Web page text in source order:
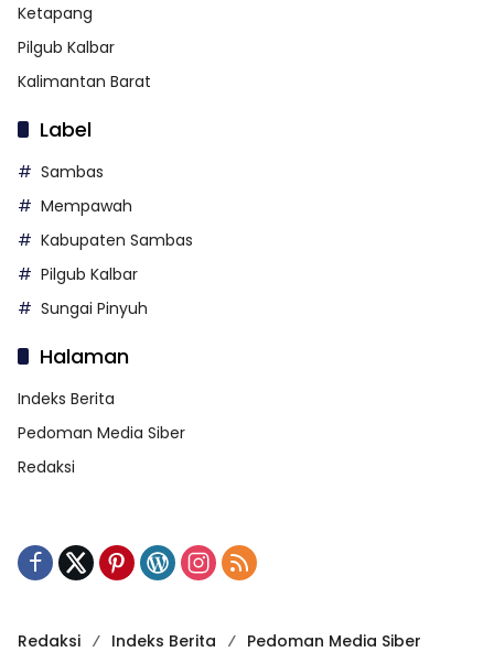
Ketapang
Pilgub Kalbar
Kalimantan Barat
Label
Sambas
Mempawah
Kabupaten Sambas
Pilgub Kalbar
Sungai Pinyuh
Halaman
Indeks Berita
Pedoman Media Siber
Redaksi
Redaksi Indeks Berita Pedoman Media Siber